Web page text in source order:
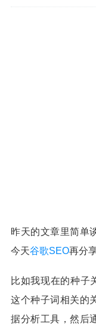
昨天的文章里简单
今天谷歌SEO再分
比如我现在的种子
这个种子词相关的
据分析工具，然后